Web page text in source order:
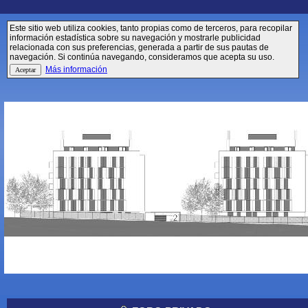
Este sitio web utiliza cookies, tanto propias como de terceros, para recopilar
información estadística sobre su navegación y mostrarle publicidad
relacionada con sus preferencias, generada a partir de sus pautas de
navegación. Si continúa navegando, consideramos que acepta su uso.
Más información